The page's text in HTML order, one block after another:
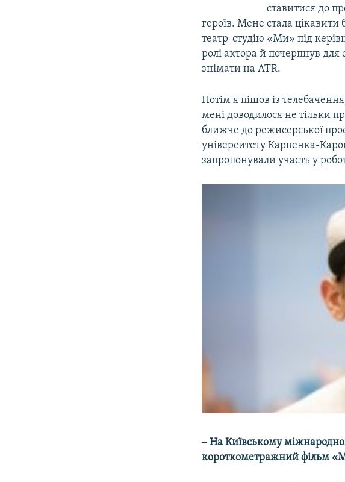
ставитися до
героїв. Мене стала цікавити
театр-студію «Ми» під
ролі актора й почерпнув
знімати на ATR.
Потім я пішов із
мені доводилося не тільки
ближче до режисерської
університету Карпенка-
запропонували участь у
‒ На Київському
короткометражний фільм